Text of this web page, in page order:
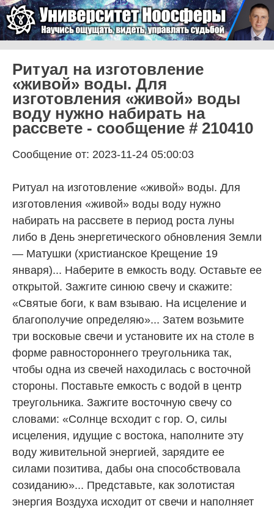
Университет Ноосферы
Ритуал на изготовление
«живой» воды. Для
изготовления «живой» воды
воду нужно набирать на
рассвете - сообщение # 210410
Сообщение от: 2023-11-24 05:00:03
Ритуал на изготовление «живой» воды. Для
изготовления «живой» воды воду нужно
набирать на рассвете в период роста луны
либо в День энергетического обновления Земли
— Матушки (христианское Крещение 19
января)... Наберите в емкость воду. Оставьте ее
открытой. Зажгите синюю свечу и скажите:
«Святые боги, к вам взываю. На исцеление и
благополучие определяю»... Затем возьмите
три восковые свечи и установите их на столе в
форме равностороннего треугольника так,
чтобы одна из свечей находилась с восточной
стороны. Поставьте емкость с водой в центр
треугольника. Зажгите восточную свечу со
словами: «Солнце всходит с гор. О, силы
исцеления, идущие с востока, наполните эту
воду живительной энергией, зарядите ее
силами позитива, дабы она способствовала
созиданию»... Представьте, как золотистая
энергия Воздуха исходит от свечи и наполняет